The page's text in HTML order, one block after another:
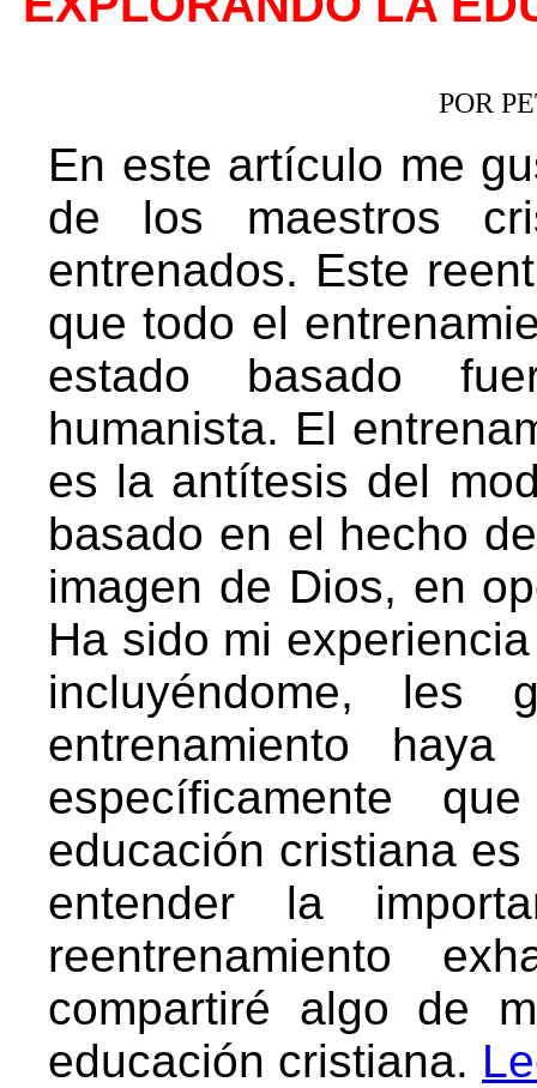
POR
En este artículo me
de los maestros
entrenados. Este
que todo el
estado basado
humanista. El
es la antítesis del
basado en el hecho
imagen de Dios, en
Ha sido mi
incluyéndome, les
entrenamiento
específicamente
educación cristiana
entender la
reentrenamiento
compartiré algo de
educación cristiana.